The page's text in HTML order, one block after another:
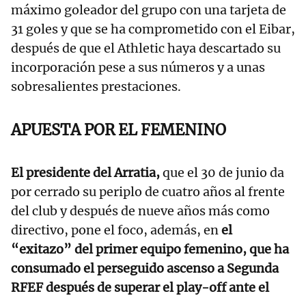
máximo goleador del grupo con una tarjeta de
31 goles y que se ha comprometido con el Eibar,
después de que el Athletic haya descartado su
incorporación pese a sus números y a unas
sobresalientes prestaciones.
APUESTA POR EL FEMENINO
El presidente del Arratia,que el 30 de junio da
por cerrado su periplo de cuatro años al frente
del club y después de nueve años más como
directivo, pone el foco, además, enel
“exitazo” del primer equipo femenino, que ha
consumado el perseguido ascenso a Segunda
RFEF después de superar el play-off ante el